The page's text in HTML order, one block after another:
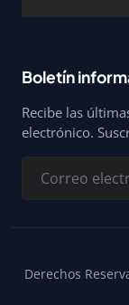
Boletín
Recibe las
electrónico.
Derechos